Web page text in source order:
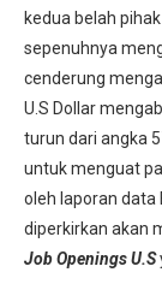
kedua belah
sepenuhnya
cenderung
U.S Dollar
turun dari angka
untuk menguat
oleh laporan data
diperkirkan akan
Job Openings U.S